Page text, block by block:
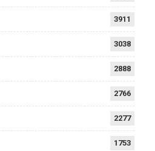
3911
3038
2888
2766
2277
1753